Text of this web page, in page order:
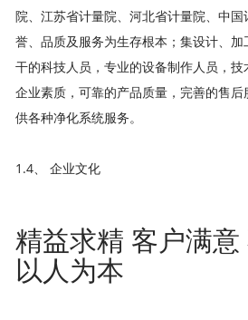
院、江苏省计量院、河北省计量院、中
誉、品质及服务为生存根本；集设计、
干的科技人员，专业的设备制作人员，
企业素质，可靠的产品质量，完善的售
供各种净化系统服务。
1.4、 企业文化
精益求精 客户满
以人为本